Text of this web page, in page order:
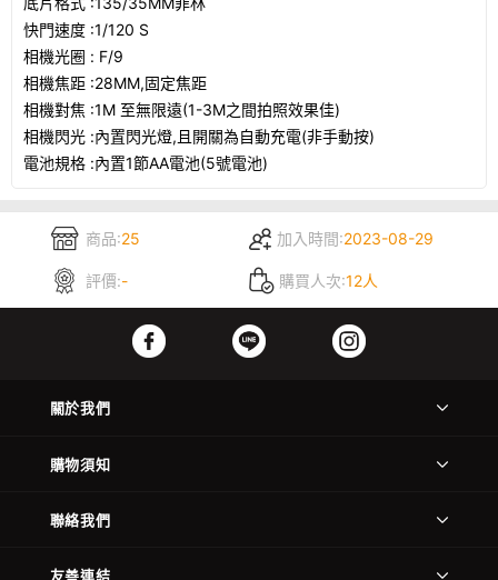
快門速度 :1/120 S
相機光圈 : F/9
相機焦距 :28MM,固定焦距
相機對焦 :1M 至無限遠(1-3M之間拍照效果佳)
相機閃光 :內置閃光燈,且開關為自動充電(非手動按)
電池規格 :內置1節AA電池(5號電池)
商品:25 加入時間:2023-08-29
評價:- 購買人次:12人
關於我們
購物須知
聯絡我們
友善連結